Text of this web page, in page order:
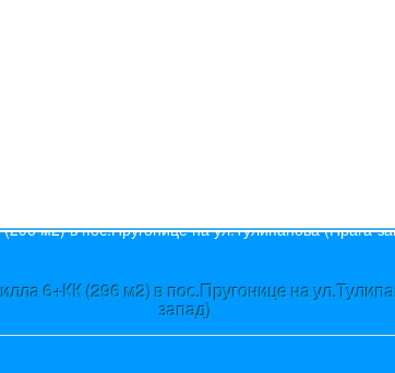
6+КК (296 м2) в пос.Пругонице на
запад)